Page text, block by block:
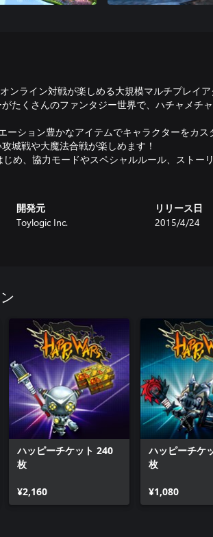
ンライン対戦が楽しめる大規模マルチプレイ
たくさんのファンタジー世界で、ハチャメチ
ーション豊かなアイテムでキャラクターをカス
城戦や大魔法合戦が楽しめます！
め、協力モードやスペシャルルール、ストー
開発元
Toylogic Inc.
リリース日
2015/4/24
ハッピーチケット 240
枚
¥2,160
ハッピーチケ
枚
¥1,080